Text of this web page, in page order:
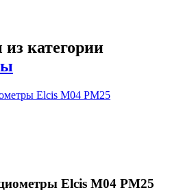
категории
Elcis M04 PM25